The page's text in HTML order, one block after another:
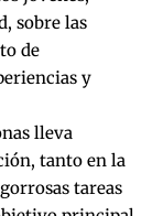
sobre las
de
y
lleva
tanto en la
tareas